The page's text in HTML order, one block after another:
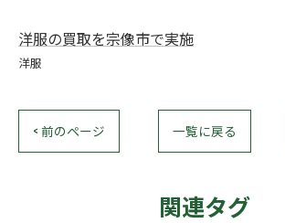
洋服の買取を宗像市で実施
洋服
< 前のページ 一覧に戻る
関連タグ